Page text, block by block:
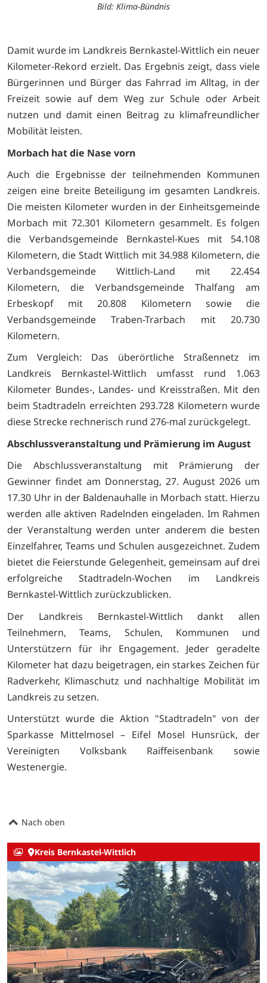
Bild: Klima-Bündnis
Damit wurde im Landkreis Bernkastel-Wittlich ein neuer
Kilometer-Rekord erzielt. Das Ergebnis zeigt, dass viele
Bürgerinnen und Bürger das Fahrrad im Alltag, in der
Freizeit sowie auf dem Weg zur Schule oder Arbeit
nutzen und damit einen Beitrag zu klimafreundlicher
Mobilität leisten.
Morbach hat die Nase vorn
Auch die Ergebnisse der teilnehmenden Kommunen
zeigen eine breite Beteiligung im gesamten Landkreis.
Die meisten Kilometer wurden in der Einheitsgemeinde
Morbach mit 72.301 Kilometern gesammelt. Es folgen
die Verbandsgemeinde Bernkastel-Kues mit 54.108
Kilometern, die Stadt Wittlich mit 34.988 Kilometern, die
Verbandsgemeinde Wittlich-Land mit 22.454
Kilometern, die Verbandsgemeinde Thalfang am
Erbeskopf mit 20.808 Kilometern sowie die
Verbandsgemeinde Traben-Trarbach mit 20.730
Kilometern.
Zum Vergleich: Das überörtliche Straßennetz im
Landkreis Bernkastel-Wittlich umfasst rund 1.063
Kilometer Bundes-, Landes- und Kreisstraßen. Mit den
beim Stadtradeln erreichten 293.728 Kilometern wurde
diese Strecke rechnerisch rund 276-mal zurückgelegt.
Abschlussveranstaltung und Prämierung im August
Die Abschlussveranstaltung mit Prämierung der
Gewinner findet am Donnerstag, 27. August 2026 um
17.30 Uhr in der Baldenauhalle in Morbach statt. Hierzu
werden alle aktiven Radelnden eingeladen. Im Rahmen
der Veranstaltung werden unter anderem die besten
Einzelfahrer, Teams und Schulen ausgezeichnet. Zudem
bietet die Feierstunde Gelegenheit, gemeinsam auf drei
erfolgreiche Stadtradeln-Wochen im Landkreis
Bernkastel-Wittlich zurückzublicken.
Der Landkreis Bernkastel-Wittlich dankt allen
Teilnehmern, Teams, Schulen, Kommunen und
Unterstützern für ihr Engagement. Jeder geradelte
Kilometer hat dazu beigetragen, ein starkes Zeichen für
Radverkehr, Klimaschutz und nachhaltige Mobilität im
Landkreis zu setzen.
Unterstützt wurde die Aktion "Stadtradeln" von der
Sparkasse Mittelmosel – Eifel Mosel Hunsrück, der
Vereinigten Volksbank Raiffeisenbank sowie
Westenergie.
Nach oben
Kreis Bernkastel-Wittlich